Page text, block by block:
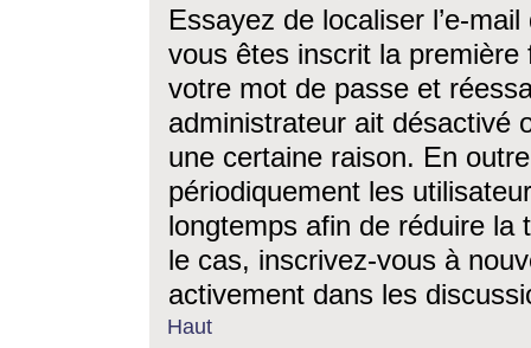
Essayez de localiser l’e-
vous êtes inscrit la première
votre mot de passe et
administrateur ait désactivé
une certaine raison. En
périodiquement les
longtemps afin de réduire la
le cas, inscrivez-vous à
activement dans les
Haut